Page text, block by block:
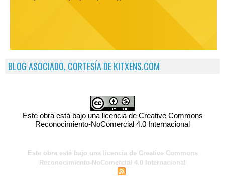
BLOG ASOCIADO, CORTESÍA DE KITXENS.COM
Este obra está bajo una licencia de Creative Commons
Reconocimiento-NoComercial 4.0 Internacional
Este obra está bajo una licencia de Creative Commons
Reconocimiento-NoComercial 4.0 Internacional